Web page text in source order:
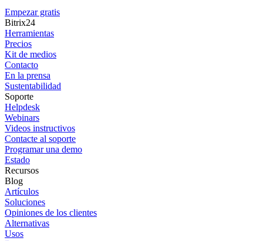
Empezar gratis
Bitrix24
Herramientas
Precios
Kit de medios
Contacto
En la prensa
Sustentabilidad
Soporte
Helpdesk
Webinars
Videos instructivos
Contacte al soporte
Programar una demo
Estado
Recursos
Blog
Artículos
Soluciones
Opiniones de los clientes
Alternativas
Usos